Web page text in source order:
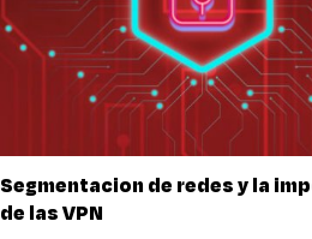
Segmentacion de redes y la
de las VPN